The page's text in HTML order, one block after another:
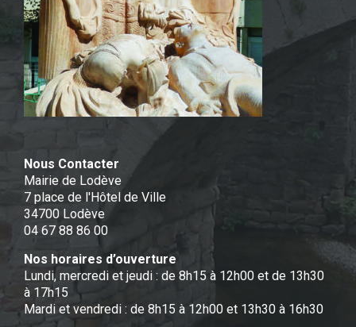
Nous Contacter
Mairie de Lodève
7 place de l'Hôtel de Ville
34700 Lodève
04 67 88 86 00
Nos horaires d’ouverture
Lundi, mercredi et jeudi : de 8h15 à 12h00 et de 13h30
à 17h15
Mardi et vendredi : de 8h15 à 12h00 et 13h30 à 16h30